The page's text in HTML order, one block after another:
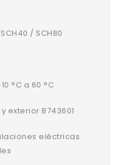
/ SCH80
°C a 60 °C
exterior B743601
eléctricas